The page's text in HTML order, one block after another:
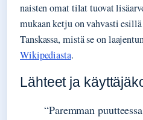
naisten omat tilat tuovat
mukaan ketju on vahvasti
Tanskassa, mistä se on
Wikipediasta.
Lähteet ja
“Paremman